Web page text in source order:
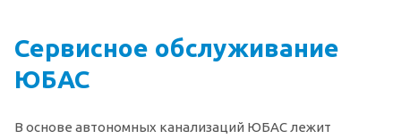
Сервисное обслуживание
ЮБАС
В основе автономных канализаций ЮБАС лежит